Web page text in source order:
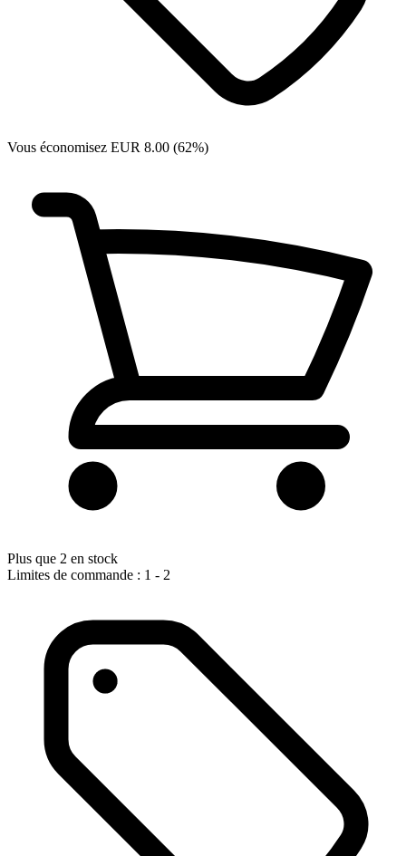
Vous économisez EUR 8.00 (62%)
Plus que 2 en stock
Limites de commande : 1 - 2